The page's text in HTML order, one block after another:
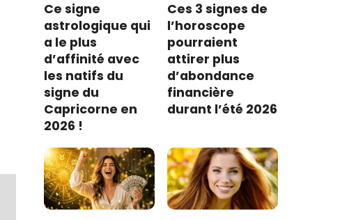
Ce signe
astrologique qui
a le plus
d’affinité avec
les natifs du
signe du
Capricorne en
2026 !
Ces 3 signes de
l’horoscope
pourraient
attirer plus
d’abondance
financière
durant l’été 2026